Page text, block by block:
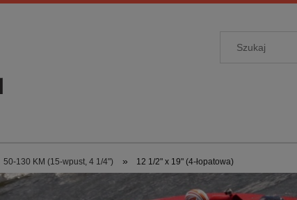
50-130 KM (15-wpust, 4 1/4") » 12 1/2" x 19" (4-łopatowa)